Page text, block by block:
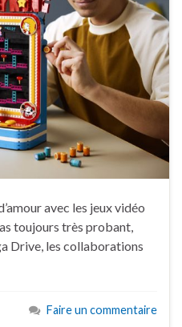
avec les jeux vidéo
toujours très probant,
Drive, les collaborations
Faire un commentaire